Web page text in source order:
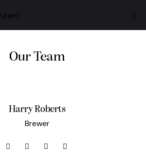
Our Team
Harry Roberts
Brewer